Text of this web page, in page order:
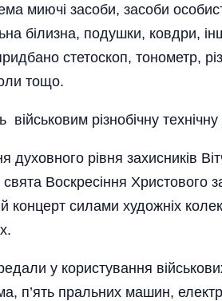
миючі засоби, засоби
білизна, подушки, ковдри,
стетоскоп, тонометр,
тощо.
різнобічну
рівня захисників
Воскресіння Христового
концерт силами художніх
у користування
п’ять пральних машин,